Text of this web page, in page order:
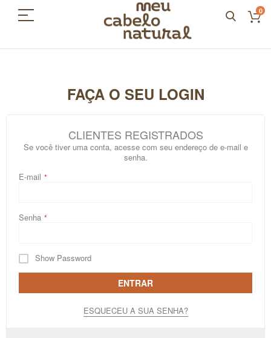
0
FAÇA O SEU LOGIN
CLIENTES REGISTRADOS
Se você tiver uma conta, acesse com seu endereço de e-mail e
senha.
E-mail
Senha
Show Password
ENTRAR
ESQUECEU A SUA SENHA?